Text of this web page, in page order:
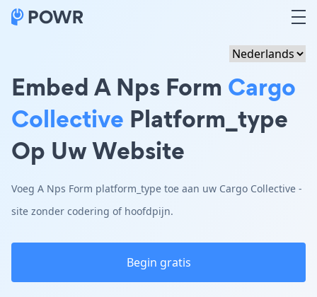
Embed A Nps Form Cargo
Collective Platform_type
Op Uw Website
Voeg A Nps Form platform_type toe aan uw Cargo Collective -
site zonder codering of hoofdpijn.
Begin gratis